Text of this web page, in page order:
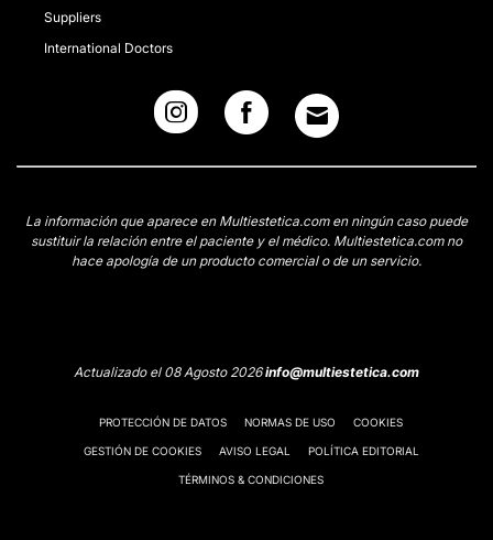
Suppliers
International Doctors
La información que aparece en Multiestetica.com en ningún caso puede
sustituir la relación entre el paciente y el médico. Multiestetica.com no
hace apología de un producto comercial o de un servicio.
Actualizado el 08 Agosto 2026info@multiestetica.com
PROTECCIÓN DE DATOS NORMAS DE USO COOKIES
GESTIÓN DE COOKIES AVISO LEGAL POLÍTICA EDITORIAL
TÉRMINOS & CONDICIONES